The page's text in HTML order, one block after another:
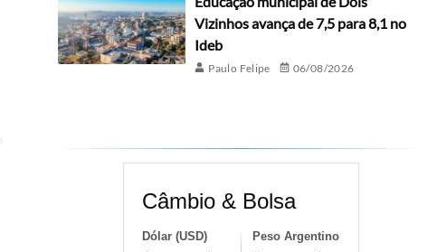
Vizinhos avança de 7,5 para 8,1 no
Ideb
Paulo Felipe 06/08/2026
Câmbio & Bolsa
Dólar (USD) Peso Argentino